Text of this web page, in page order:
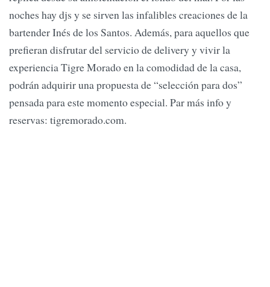
noches hay djs y se sirven las infalibles creaciones de la
bartender Inés de los Santos. Además, para aquellos que
prefieran disfrutar del servicio de delivery y vivir la
experiencia Tigre Morado en la comodidad de la casa,
podrán adquirir una propuesta de “selección para dos”
pensada para este momento especial. Par más info y
reservas: tigremorado.com.